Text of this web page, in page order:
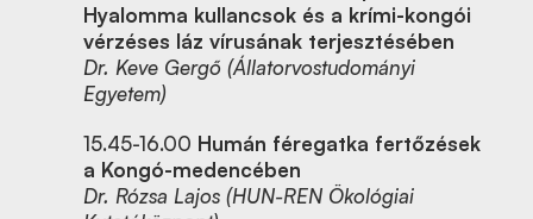
Hyalomma kullancsok és a krími-kongói
vérzéses láz vírusának terjesztésében
Dr. Keve Gergő (Állatorvostudományi
Egyetem)
15.45-16.00 Humán féregatka fertőzések
a Kongó-medencében
Dr. Rózsa Lajos (HUN-REN Ökológiai